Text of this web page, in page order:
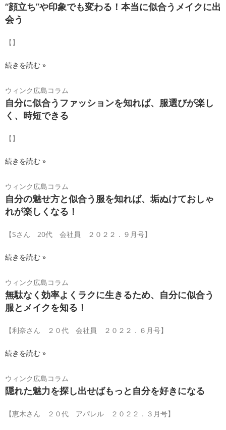
“顔立ち”や印象でも変わる！本当に似合うメイクに出
会う
【】
続きを読む »
ウィンク広島コラム
自分に似合うファッションを知れば、服選びが楽し
く、時短できる
【】
続きを読む »
ウィンク広島コラム
自分の魅せ方と似合う服を知れば、垢ぬけておしゃ
れが楽しくなる！
【Sさん 20代 会社員 ２０２２．９月号】
続きを読む »
ウィンク広島コラム
無駄なく効率よくラクに生きるため、自分に似合う
服とメイクを知る！
【利奈さん ２０代 会社員 ２０２２．６月号】
続きを読む »
ウィンク広島コラム
隠れた魅力を探し出せばもっと自分を好きになる
【恵木さん ２０代 アパレル ２０２２．３月号】